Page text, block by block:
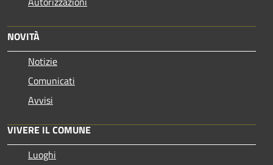
NOVITÀ
Notizie
Comunicati
Avvisi
VIVERE IL COMUNE
Luoghi